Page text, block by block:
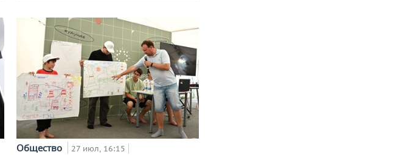
Общество 27 июл, 16:15